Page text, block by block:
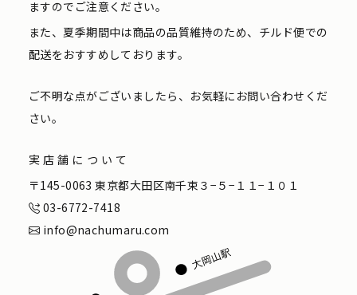
ますのでご注意ください。
また、夏季期間中は商品の品質維持のため、チルド便での
配送をおすすめしております。
ご不明な点がございましたら、お気軽にお問い合わせくだ
さい。
実店舗について
〒145-0063 東京都大田区南千束３−５−１１−１０１
03-6772-7418
info@nachumaru.com